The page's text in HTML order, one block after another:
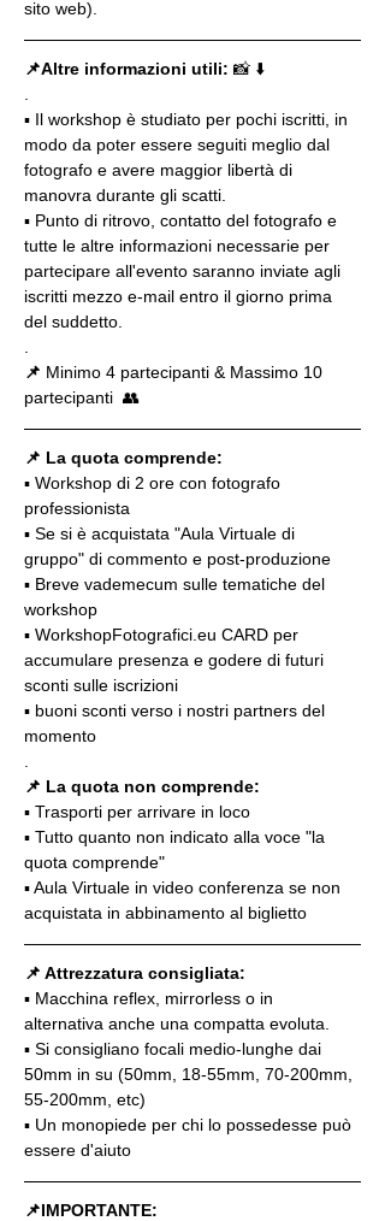
sito web).
📌Altre informazioni utili: 📸 ⬇️
▪️ Il workshop è studiato per pochi iscritti, in
modo da poter essere seguiti meglio dal
fotografo e avere maggior libertà di
manovra durante gli scatti.
▪️ Punto di ritrovo, contatto del fotografo e
tutte le altre informazioni necessarie per
partecipare all'evento saranno inviate agli
iscritti mezzo e-mail entro il giorno prima
del suddetto.
📌 Minimo 4 partecipanti & Massimo 10
partecipanti  👥
📌 La quota comprende:
▪️ Workshop di 2 ore con fotografo
professionista
▪️ Se si è acquistata "Aula Virtuale di
gruppo" di commento e post-produzione
▪️ Breve vademecum sulle tematiche del
workshop
▪️ WorkshopFotografici.eu CARD per
accumulare presenza e godere di futuri
sconti sulle iscrizioni
▪️ buoni sconti verso i nostri partners del
momento
📌 La quota non comprende:
▪️ Trasporti per arrivare in loco
▪️ Tutto quanto non indicato alla voce "la
quota comprende"
▪️ Aula Virtuale in video conferenza se non
acquistata in abbinamento al biglietto
📌 Attrezzatura consigliata:
▪️ Macchina reflex, mirrorless o in
alternativa anche una compatta evoluta.
▪️ Si consigliano focali medio-lunghe dai
50mm in su (50mm, 18-55mm, 70-200mm,
55-200mm, etc)
▪️ Un monopiede per chi lo possedesse può
essere d'aiuto
📌IMPORTANTE: